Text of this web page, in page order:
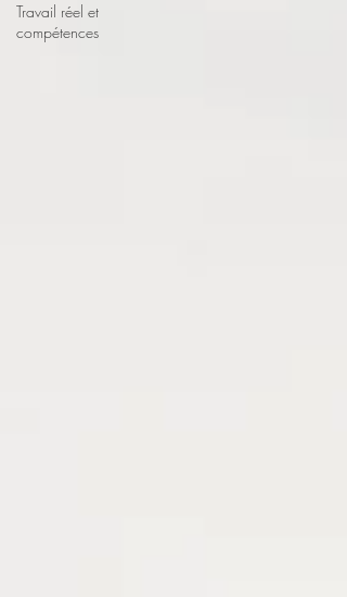
Travail réel et
compétences